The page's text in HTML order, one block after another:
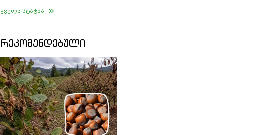
ყველა სტატია
ᲠᲔᲙᲝᲛᲔᲜᲓᲔᲑᲣᲚᲘ